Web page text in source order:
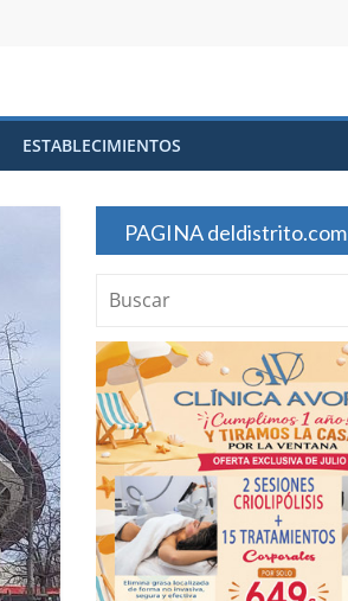
ESTABLECIMIENTOS
PAGINA deldistrito.com